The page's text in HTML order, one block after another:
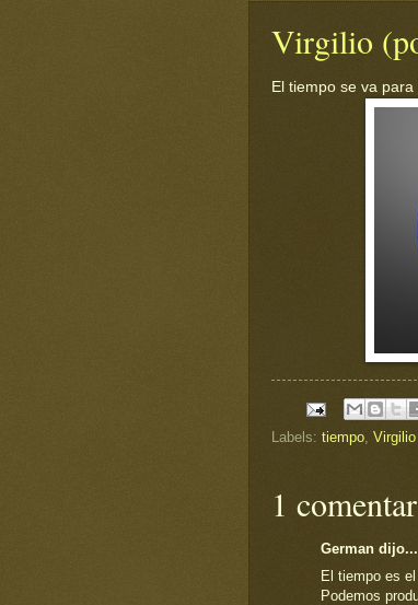
Virgilio
El tiempo se va para
Labels: tiempo, Virgilio
1
German dijo...
El tiempo es
Podemos